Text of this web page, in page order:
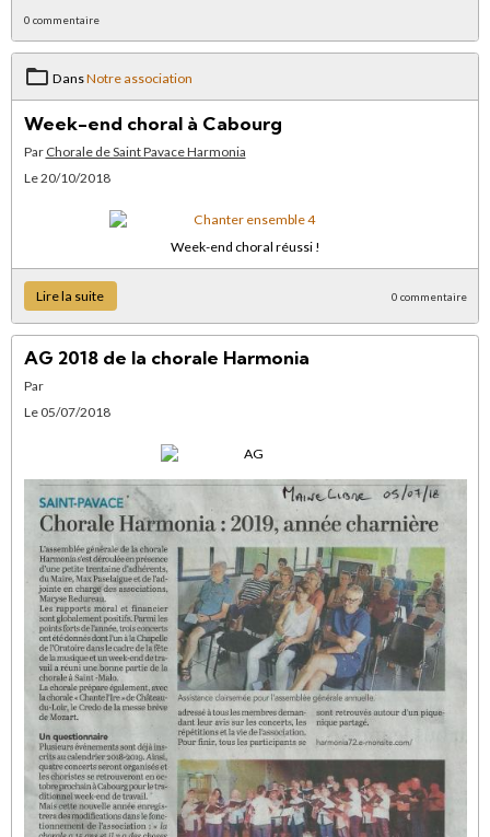
0 commentaire
DansNotre association
Week-end choral à Cabourg
Par Chorale de Saint Pavace Harmonia
Le 20/10/2018
Week-end choral réussi !
Lire la suite 0 commentaire
AG 2018 de la chorale Harmonia
Par
Le 05/07/2018